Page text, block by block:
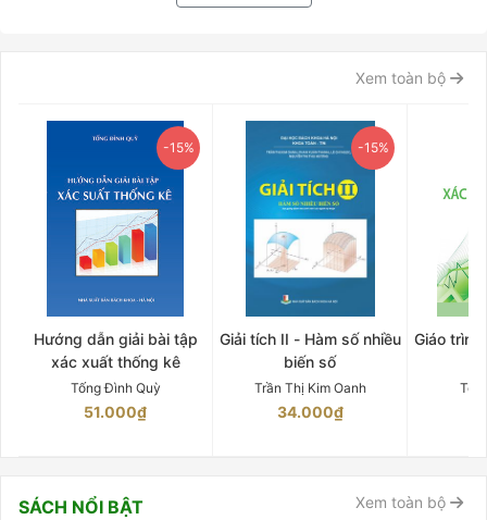
Xem toàn bộ
-15%
Hướng dẫn giải bài tập
xác xuất thống kê
Tống Đình Quỳ
51.000₫
-15%
Giải tích II - Hàm số nhiều
biến số
Trần Thị Kim Oanh
34.000₫
Giáo
SÁCH NỔI BẬT Xem toàn bộ